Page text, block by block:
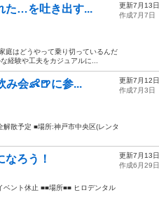
た…を吐き出す...
庭はどうやって乗り切っているんだ
経験や工夫をカジュアルに...
更新7月13日
作成7月7日
み会👶🍺に参...
散予定 ■場所:神戸市中央区(レンタ
更新7月12日
作成7月3日
ろう！
ント休止 ■■場所■■ ヒロデンタル
更新7月13日
作成6月29日